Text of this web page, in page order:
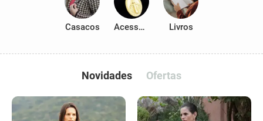
Casacos Acessórios Livros
Novidades Ofertas